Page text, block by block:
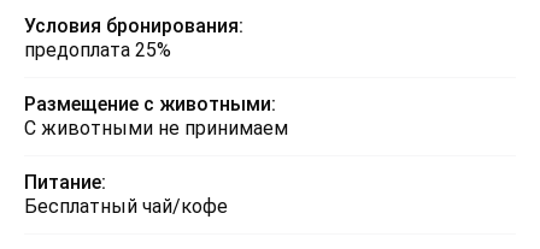
Условия бронирования:
предоплата 25%
Размещение с животными:
С животными не принимаем
Питание:
Бесплатный чай/кофе